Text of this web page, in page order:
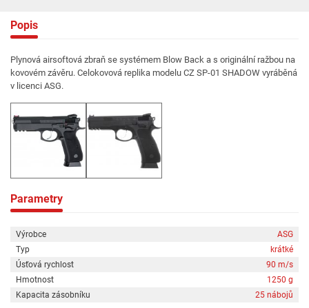
Popis
Plynová airsoftová zbraň se systémem Blow Back a s originální ražbou na
kovovém závěru. Celokovová replika modelu CZ SP-01 SHADOW vyráběná
v licenci ASG.
Parametry
Výrobce
ASG
Typ
krátké
Úsťová rychlost
90 m/s
Hmotnost
1250 g
Kapacita zásobníku
25 nábojů